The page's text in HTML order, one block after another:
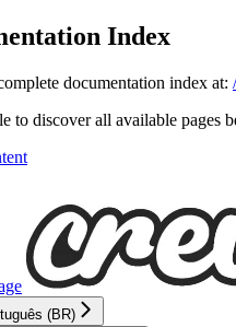
Index
documentation index at:
to discover all available pages
(BR)